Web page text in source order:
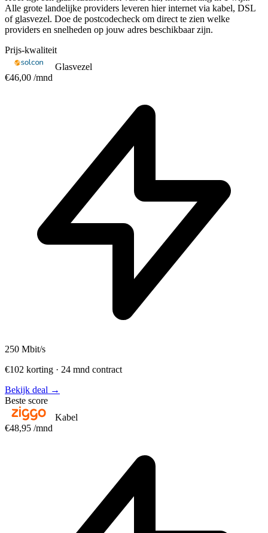
Alle grote landelijke providers leveren hier internet via kabel, DSL
of glasvezel. Doe de postcodecheck om direct te zien welke
providers en snelheden op jouw adres beschikbaar zijn.
Prijs-kwaliteit
Glasvezel
€46,00 /mnd
250 Mbit/s
€102 korting · 24 mnd contract
Bekijk deal →
Beste score
Kabel
€48,95 /mnd